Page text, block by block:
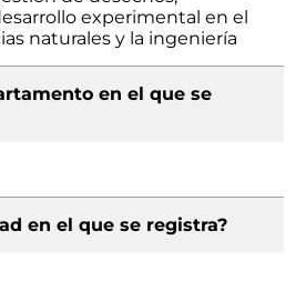
experimental en el
naturales y la ingeniería
en el que se
en el que se registra?